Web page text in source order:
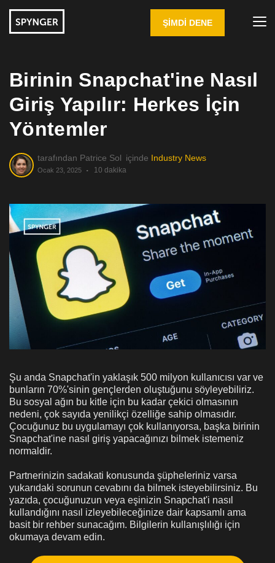
ŞIMDI DENE
Birinin Snapchat'ine Nasıl
Giriş Yapılır: Herkes İçin
Yöntemler
tarafından Patrice Sol içinde Industry News
Ocak 23, 2025 10 dakika
Şu anda Snapchat'in yaklaşık 500 milyon kullanıcısı var ve
bunların 70%'sinin gençlerden oluştuğunu söyleyebiliriz.
Bu sosyal ağın bu kitle için bu kadar çekici olmasının
nedeni, çok sayıda yenilikçi özelliğe sahip olmasıdır.
Çocuğunuz bu uygulamayı çok kullanıyorsa, başka birinin
Snapchat'ine nasıl giriş yapacağınızı bilmek istemeniz
normaldir.
Partnerinizin sadakati konusunda şüpheleriniz varsa
yukarıdaki sorunun cevabını da bilmek isteyebilirsiniz. Bu
yazıda, çocuğunuzun veya eşinizin Snapchat'i nasıl
kullandığını nasıl izleyebileceğinize dair kapsamlı ama
basit bir rehber sunacağım. Bilgilerin kullanışlılığı için
okumaya devam edin.